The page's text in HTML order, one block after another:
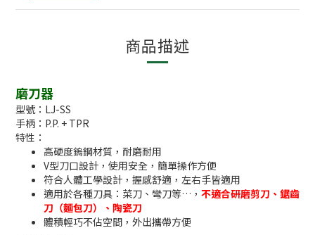
商品描述
磨刀器
型號：LJ-SS
手柄：P.P. + TPR
特性：
高硬度鎢鋼材質，耐磨耐用
V型刀口設計，使用安全，簡單操作方便
符合人體工學設計，握感舒適，左右手皆適用
適用於各種刀具：菜刀、彎刀等…， 不適合研磨剪刀、鋸齒
刀（麵包刀）、陶瓷刀
體積輕巧不佔空間，外出攜帶方便